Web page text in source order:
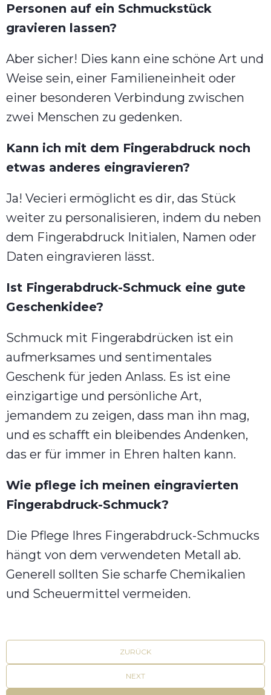
Personen auf ein Schmuckstück
gravieren lassen?
Aber sicher! Dies kann eine schöne Art und
Weise sein, einer Familieneinheit oder
einer besonderen Verbindung zwischen
zwei Menschen zu gedenken.
Kann ich mit dem Fingerabdruck noch
etwas anderes eingravieren?
Ja! Vecieri ermöglicht es dir, das Stück
weiter zu personalisieren, indem du neben
dem Fingerabdruck Initialen, Namen oder
Daten eingravieren lässt.
Ist Fingerabdruck-Schmuck eine gute
Geschenkidee?
Schmuck mit Fingerabdrücken ist ein
aufmerksames und sentimentales
Geschenk für jeden Anlass. Es ist eine
einzigartige und persönliche Art,
jemandem zu zeigen, dass man ihn mag,
und es schafft ein bleibendes Andenken,
das er für immer in Ehren halten kann.
Wie pflege ich meinen eingravierten
Fingerabdruck-Schmuck?
Die Pflege Ihres Fingerabdruck-Schmucks
hängt von dem verwendeten Metall ab.
Generell sollten Sie scharfe Chemikalien
und Scheuermittel vermeiden.
ZURÜCK
NEXT